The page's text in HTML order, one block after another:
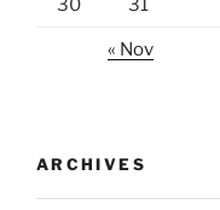
30 31
« Nov
ARCHIVES